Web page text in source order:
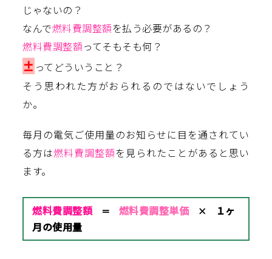
じゃないの？
なんで燃料費調整額を払う必要があるの？
燃料費調整額ってそもそも何？
± ってどういうこと？
そう思われた方がおられるのではないでしょう
か。
毎月の電気ご使用量のお知らせに目を通されてい
る方は燃料費調整額を見られたことがあると思い
ます。
燃料費調整額 ＝ 燃料費調整単価 ×
１ヶ
月の使用量